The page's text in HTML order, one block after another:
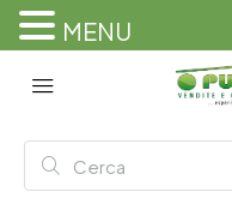
MENU